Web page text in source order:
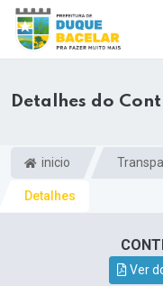
Detalhes do
inicio
Detalhes
Ver